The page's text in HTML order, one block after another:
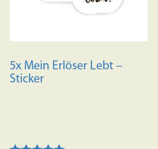
5x Mein Erlöser Lebt –
Sticker